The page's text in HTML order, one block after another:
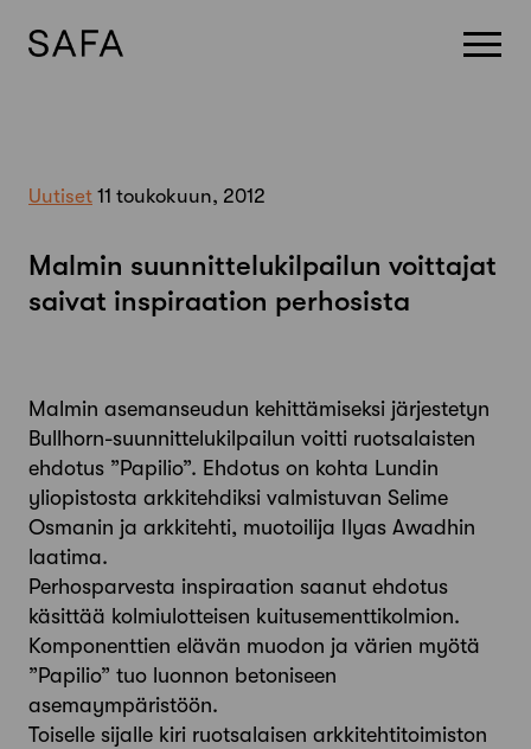
Uutiset 11 toukokuun, 2012
Malmin suunnittelukilpailun voittajat
saivat inspiraation perhosista
Malmin asemanseudun kehittämiseksi järjestetyn
Bullhorn-suunnittelukilpailun voitti ruotsalaisten
ehdotus ”Papilio”. Ehdotus on kohta Lundin
yliopistosta arkkitehdiksi valmistuvan Selime
Osmanin ja arkkitehti, muotoilija Ilyas Awadhin
laatima.
Perhosparvesta inspiraation saanut ehdotus
käsittää kolmiulotteisen kuitusementtikolmion.
Komponenttien elävän muodon ja värien myötä
”Papilio” tuo luonnon betoniseen
asemaympäristöön.
Toiselle sijalle kiri ruotsalaisen arkkitehtitoimiston